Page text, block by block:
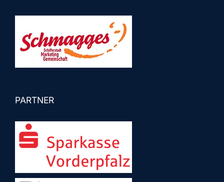
PARTNER